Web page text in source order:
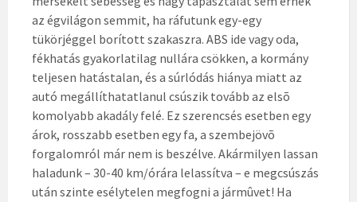
az égvilágon semmit, ha ráfutunk egy-egy
tükörjéggel borított szakaszra. ABS ide vagy oda,
fékhatás gyakorlatilag nullára csökken, a kormány
teljesen hatástalan, és a súrlódás hiánya miatt az
autó megállíthatatlanul csúszik tovább az elsõ
komolyabb akadály felé. Ez szerencsés esetben egy
árok, rosszabb esetben egy fa, a szembejövõ
forgalomról már nem is beszélve. Akármilyen lassan
haladunk – 30-40 km/órára lelassítva – e megcsúszás
után szinte esélytelen megfogni a jármûvet! Ha